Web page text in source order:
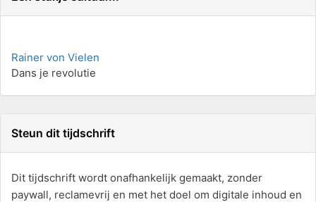
Rainer von Vielen
Dans je revolutie
Steun dit tijdschrift
Dit tijdschrift wordt onafhankelijk gemaakt, zonder
paywall, reclamevrij en met het doel om digitale inhoud en